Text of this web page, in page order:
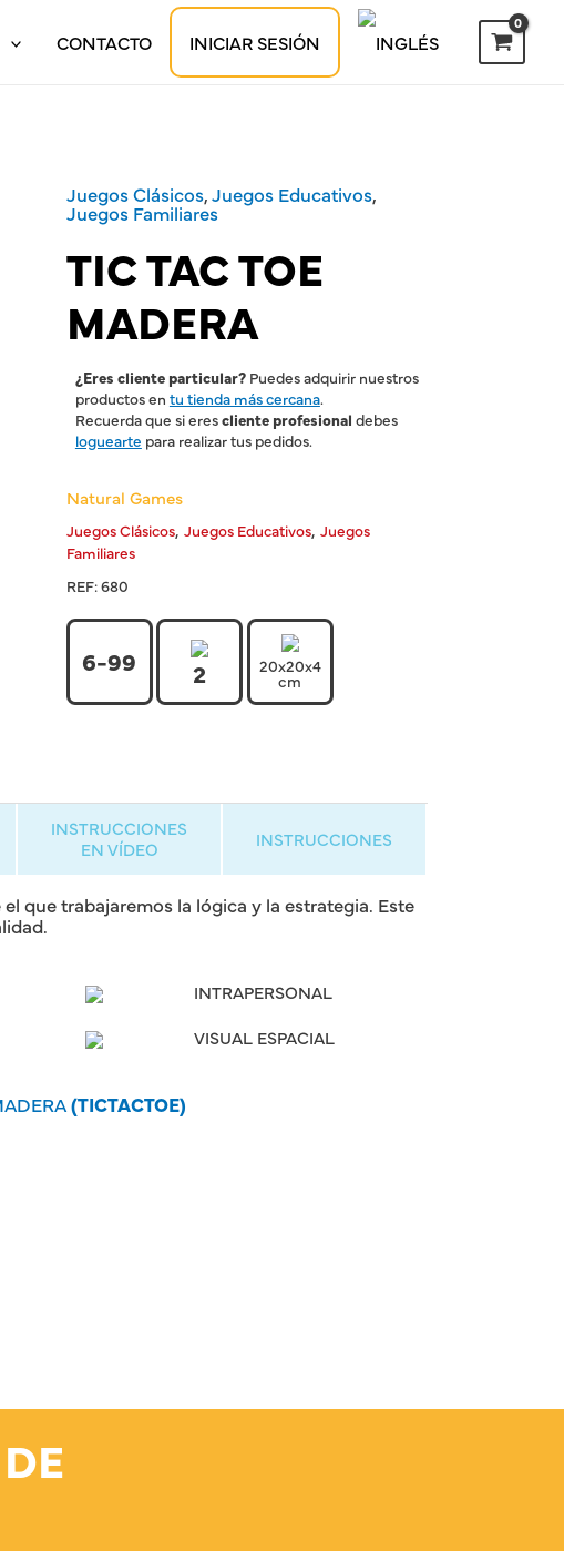
CONTACTO INICIAR SESIÓN
Juegos Clásicos, Juegos Educativos,
Juegos Familiares
TIC TAC TOE
MADERA
¿Eres cliente particular?Puedes adquirir nuestros
productos en tu tienda más cercana.
Recuerda que si erescliente profesional debes
loguearte para realizar tus pedidos.
Natural Games
Juegos Clásicos, Juegos Educativos, Juegos
Familiares
REF:680
6-99 2 20x20x4
cm
INSTRUCCIONES
EN VÍDEO
INSTRUCCIONES
que trabajaremos la lógica y la estrategia. Este
INTRAPERSONAL
VISUAL ESPACIAL
(TICTACTOE)